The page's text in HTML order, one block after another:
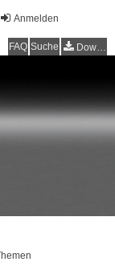
Anmelden
FAQ Suche Downloads